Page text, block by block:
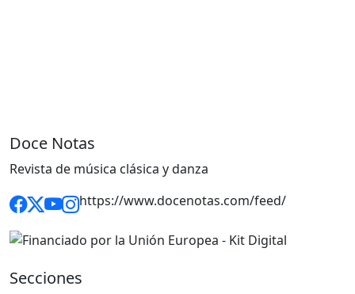
Doce Notas
Revista de música clásica y danza
https://www.docenotas.com/feed/
Secciones